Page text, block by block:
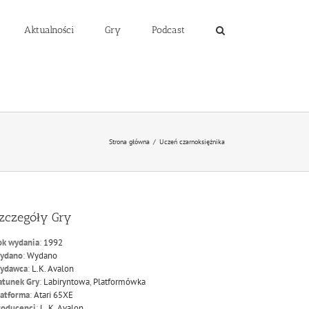
Aktualności Gry Podcast
Strona główna / Uczeń czarnoksiężnika
Gry
wydania: 1992
:Wydano
: L.K. Avalon
Gry: Labiryntowa, Platformówka
:Atari 65XE